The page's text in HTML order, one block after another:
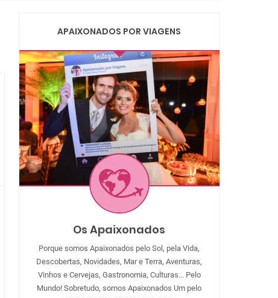
APAIXONADOS POR VIAGENS
Os Apaixonados
Porque somos Apaixonados pelo Sol, pela Vida,
Descobertas, Novidades, Mar e Terra, Aventuras,
Vinhos e Cervejas, Gastronomia, Culturas... Pelo
Mundo! Sobretudo, somos Apaixonados Um pelo